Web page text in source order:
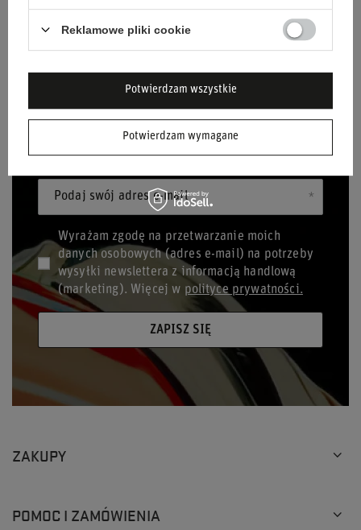
NEWSLETTER
Bądź na bieżąco i zapisz się do naszego
newslettera!
Podaj swój adres e-mail
Wyrażam zgodę na przetwarzanie moich
danych osobowych (adres e-mail) na potrzeby
wysyłki newslettera z informacją handlową
(marketing). Więcej w polityce prywatności.
ZAPISZ SIĘ
ZAKUPY
POMOC I ZAMÓWIENIA
Reklamowe pliki cookie
Potwierdzam wymagane
Potwierdzam wszystkie